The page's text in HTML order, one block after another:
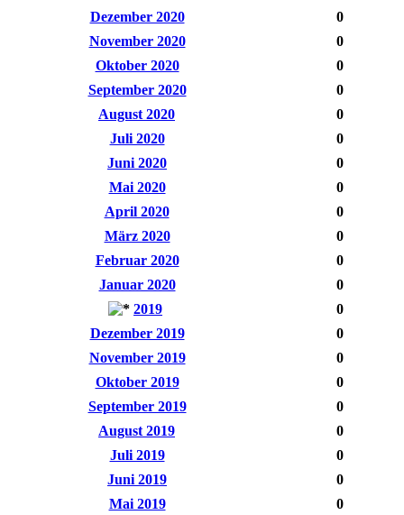
Dezember 2020
0
November 2020
0
Oktober 2020
0
September 2020
0
August 2020
0
Juli 2020
0
Juni 2020
0
Mai 2020
0
April 2020
0
März 2020
0
Februar 2020
0
Januar 2020
0
2019
0
Dezember 2019
0
November 2019
0
Oktober 2019
0
September 2019
0
August 2019
0
Juli 2019
0
Juni 2019
0
Mai 2019
0